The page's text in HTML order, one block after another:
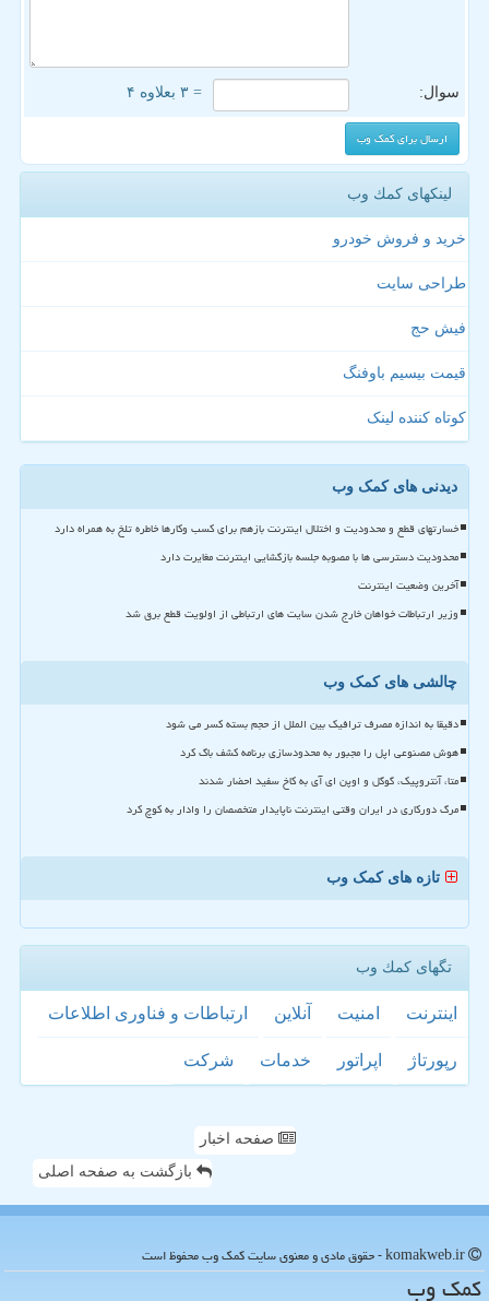
سوال: = ۳ بعلاوه ۴
لینکهای كمك وب
خرید و فروش خودرو
طراحی سایت
فیش حج
قیمت بیسیم باوفنگ
کوتاه کننده لینک
دیدنی های کمک وب
خسارتهای قطع و محدودیت و اختلال اینترنت بازهم برای کسب وکارها خاطره تلخ به همراه دارد
محدودیت دسترسی ها با مصوبه جلسه بازگشایی اینترنت مغایرت دارد
آخرین وضعیت اینترنت
وزیر ارتباطات خواهان خارج شدن سایت های ارتباطی از اولویت قطع برق شد
چالشی های کمک وب
دقیقا به اندازه مصرف ترافیک بین الملل از حجم بسته کسر می شود
هوش مصنوعی اپل را مجبور به محدودسازی برنامه کشف باگ کرد
متا، آنتروپیک، گوگل و اوپن ای آی به کاخ سفید احضار شدند
مرگ دورکاری در ایران وقتی اینترنت ناپایدار متخصصان را وادار به کوچ کرد
تازه های کمک وب
تگهای كمك وب
اینترنت امنیت آنلاین ارتباطات و فناوری اطلاعات
رپورتاژ اپراتور خدمات شركت
صفحه اخبار
بازگشت به صفحه اصلی
كمك وب